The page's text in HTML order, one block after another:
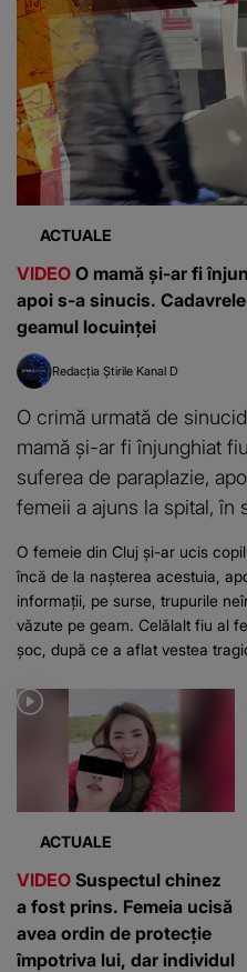
ACTUALE
VIDEO O mamă și-ar fi
apoi s-a sinucis.
geamul locuinței
Redacția Știrile Kanal D
O crimă urmată de
mamă și-ar fi înjunghiat
suferea de paraplazie,
femeii a ajuns la spital, în
O femeie din Cluj și-ar ucis
încă de la nașterea acestuia,
informații, pe surse, trupurile
văzute pe geam. Celălalt fiu al
șoc, după ce a aflat vestea
ACTUALE
VIDEO Suspectul chinez
a fost prins. Femeia ucisă
avea ordin de protecție
împotriva lui, dar individul